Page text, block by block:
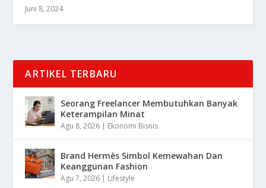
Juni 8, 2024
ARTIKEL TERBARU
Seorang Freelancer Membutuhkan Banyak
Keterampilan Minat
Agu 8, 2026 | Ekonomi Bisnis
Brand Hermès Simbol Kemewahan Dan
Keanggunan Fashion
Agu 7, 2026 | Lifestyle